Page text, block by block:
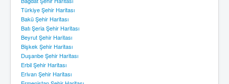
Türkiye Şehir Haritası
Bakü Şehir Haritası
Batı Şeria Şehir Haritası
Beyrut Şehir Haritası
Bişkek Şehir Haritası
Duşanbe Şehir Haritası
Erbil Şehir Haritası
Erivan Şehir Haritası